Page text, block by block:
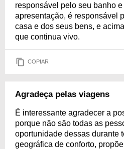
responsável pelo seu banho
apresentação, é responsável
casa e dos seus bens, e
que continua vivo.
COPIAR
Agradeça pelas viagens
É interessante agradecer a
porque não são todas as
oportunidade dessas durante
geográfica de conforto,